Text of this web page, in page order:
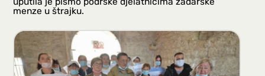
menze u štrajku.